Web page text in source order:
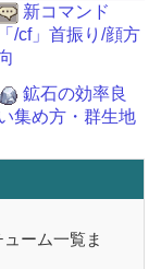
新コマンド
「/cf」首振り/顔方
鉱石の効率良
集め方・群生地
ーム一覧ま